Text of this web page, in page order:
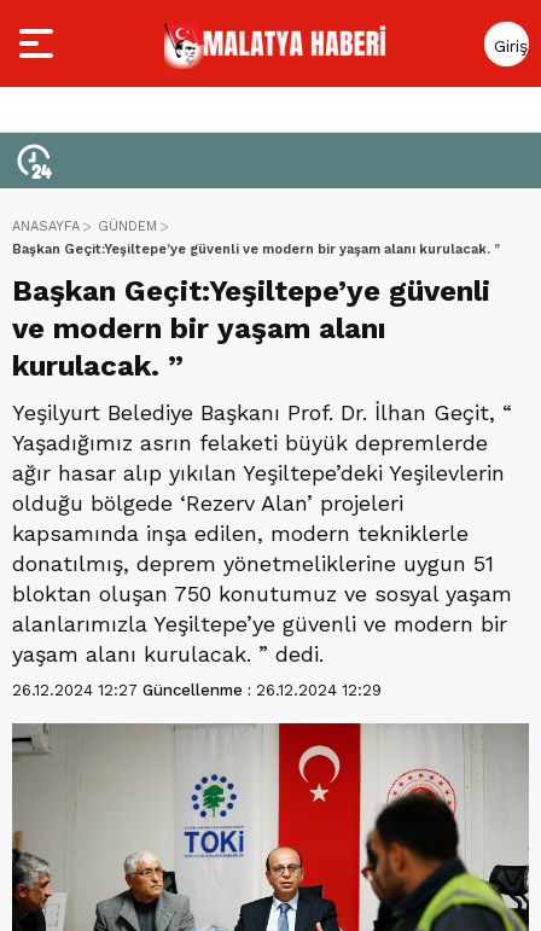
Giriş
Yap
ANASAYFA
GÜNDEM
Başkan Geçit:Yeşiltepe’ye güvenli ve modern bir yaşam alanı kurulacak. ”
Başkan Geçit:Yeşiltepe’ye güvenli
ve modern bir yaşam alanı
kurulacak. ”
Yeşilyurt Belediye Başkanı Prof. Dr. İlhan Geçit, “
Yaşadığımız asrın felaketi büyük depremlerde
ağır hasar alıp yıkılan Yeşiltepe’deki Yeşilevlerin
olduğu bölgede ‘Rezerv Alan’ projeleri
kapsamında inşa edilen, modern tekniklerle
donatılmış, deprem yönetmeliklerine uygun 51
bloktan oluşan 750 konutumuz ve sosyal yaşam
alanlarımızla Yeşiltepe’ye güvenli ve modern bir
yaşam alanı kurulacak. ” dedi.
26.12.2024 12:27 Güncellenme : 26.12.2024 12:29